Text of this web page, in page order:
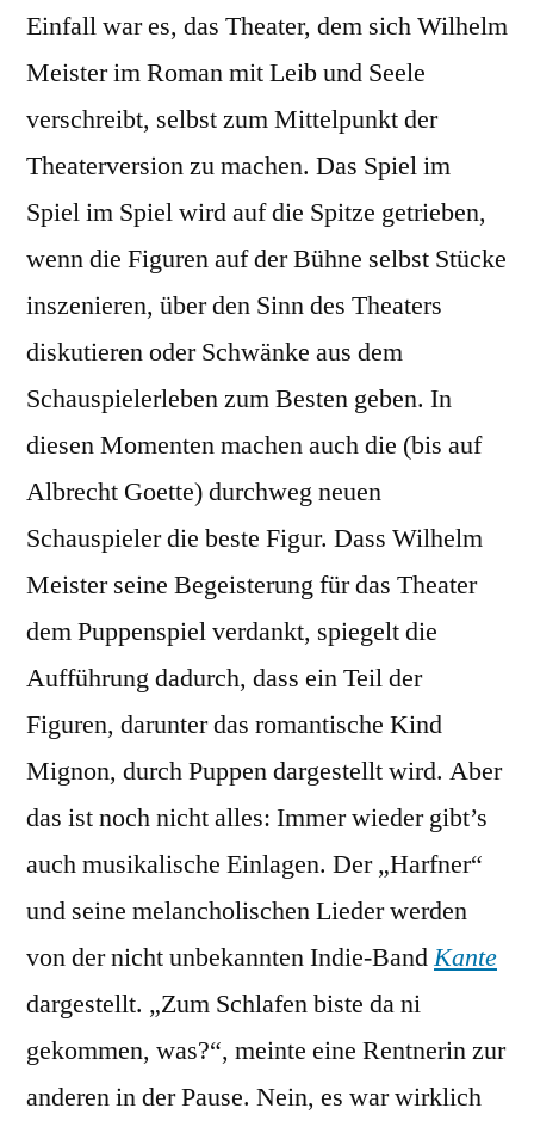
Einfall war es, das Theater, dem sich Wilhelm
Meister im Roman mit Leib und Seele
verschreibt, selbst zum Mittelpunkt der
Theaterversion zu machen. Das Spiel im
Spiel im Spiel wird auf die Spitze getrieben,
wenn die Figuren auf der Bühne selbst Stücke
inszenieren, über den Sinn des Theaters
diskutieren oder Schwänke aus dem
Schauspielerleben zum Besten geben. In
diesen Momenten machen auch die (bis auf
Albrecht Goette) durchweg neuen
Schauspieler die beste Figur. Dass Wilhelm
Meister seine Begeisterung für das Theater
dem Puppenspiel verdankt, spiegelt die
Aufführung dadurch, dass ein Teil der
Figuren, darunter das romantische Kind
Mignon, durch Puppen dargestellt wird. Aber
das ist noch nicht alles: Immer wieder gibt’s
auch musikalische Einlagen. Der „Harfner“
und seine melancholischen Lieder werden
von der nicht unbekannten Indie-BandKante
dargestellt. „Zum Schlafen biste da ni
gekommen, was?“, meinte eine Rentnerin zur
anderen in der Pause. Nein, es war wirklich